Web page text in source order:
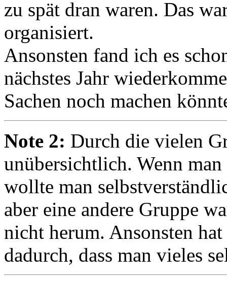
zu spät dran waren. Das
organisiert.
Ansonsten fand ich es
nächstes Jahr
Sachen noch machen
Note 2: Durch die vielen
unübersichtlich. Wenn
wollte man
aber eine andere Gruppe
nicht herum. Ansonsten
dadurch, dass man vieles